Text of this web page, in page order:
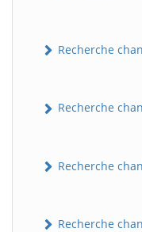
Recherche
Recherche
Recherche
Recherche